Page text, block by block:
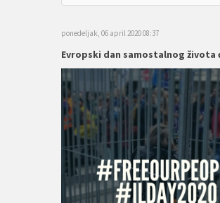
ponedeljak, 06 april 2020 08:37
Evropski dan samostalnog